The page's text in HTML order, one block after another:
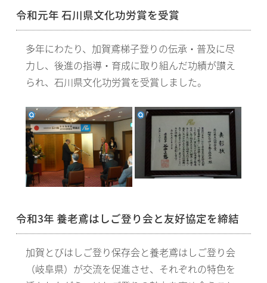
令和元年 石川県文化功労賞を受賞
多年にわたり、加賀鳶梯子登りの伝承・普及に尽
力し、後進の指導・育成に取り組んだ功績が讃え
られ、石川県文化功労賞を受賞しました。
令和3年 養老鳶はしご登り会と友好協定を締結
加賀とびはしご登り保存会と養老鳶はしご登り会
（岐阜県）が交流を促進させ、それぞれの特色を